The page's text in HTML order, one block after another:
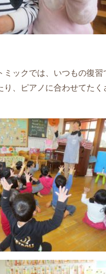
ミックでは、いつもの復
り、ピアノに合わせてたく